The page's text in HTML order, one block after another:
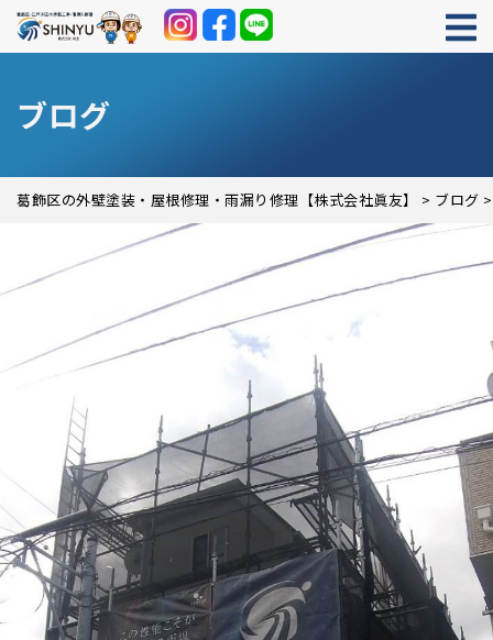
ブログ
葛飾区の外壁塗装・屋根修理・雨漏り修理【株式会社眞友】 > ブログ